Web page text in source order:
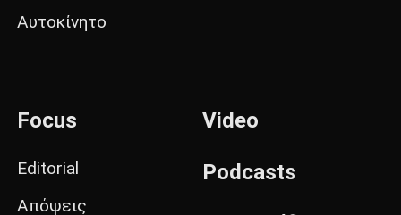
Αυτοκίνητο
Focus
Editorial
Απόψεις
Video
Podcasts